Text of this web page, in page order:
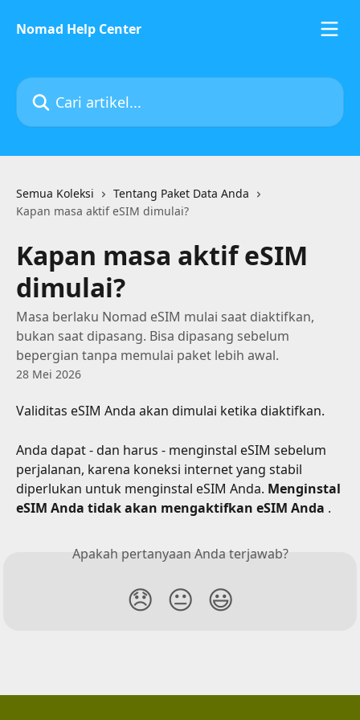
Nomad Help Center
Cari artikel...
Semua Koleksi
Tentang Paket Data Anda
Kapan masa aktif eSIM dimulai?
Kapan masa aktif eSIM
dimulai?
Masa berlaku Nomad eSIM mulai saat diaktifkan,
bukan saat dipasang. Bisa dipasang sebelum
bepergian tanpa memulai paket lebih awal.
28 Mei 2026
Validitas eSIM Anda akan dimulai ketika diaktifkan.
Anda dapat - dan harus - menginstal eSIM sebelum
perjalanan, karena koneksi internet yang stabil
diperlukan untuk menginstal eSIM Anda. Menginstal
eSIM Anda tidak akan mengaktifkan eSIM Anda .
Apakah pertanyaan Anda terjawab?
😞 😐 😃